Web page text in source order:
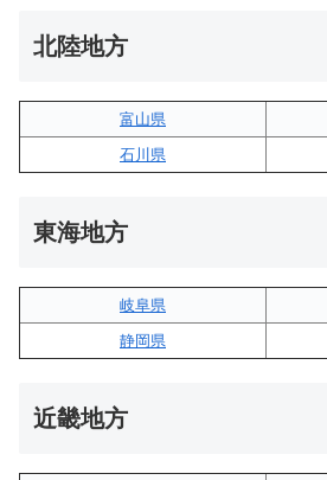
北陸地方
富山県
石川県
東海地方
岐阜県
静岡県
近畿地方